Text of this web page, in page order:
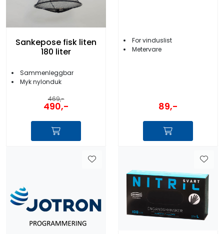
Sankepose fisk liten
180 liter
Sammenleggbar
Myk nylonduk
469,-
490,-
For vinduslist
Metervare
89,-